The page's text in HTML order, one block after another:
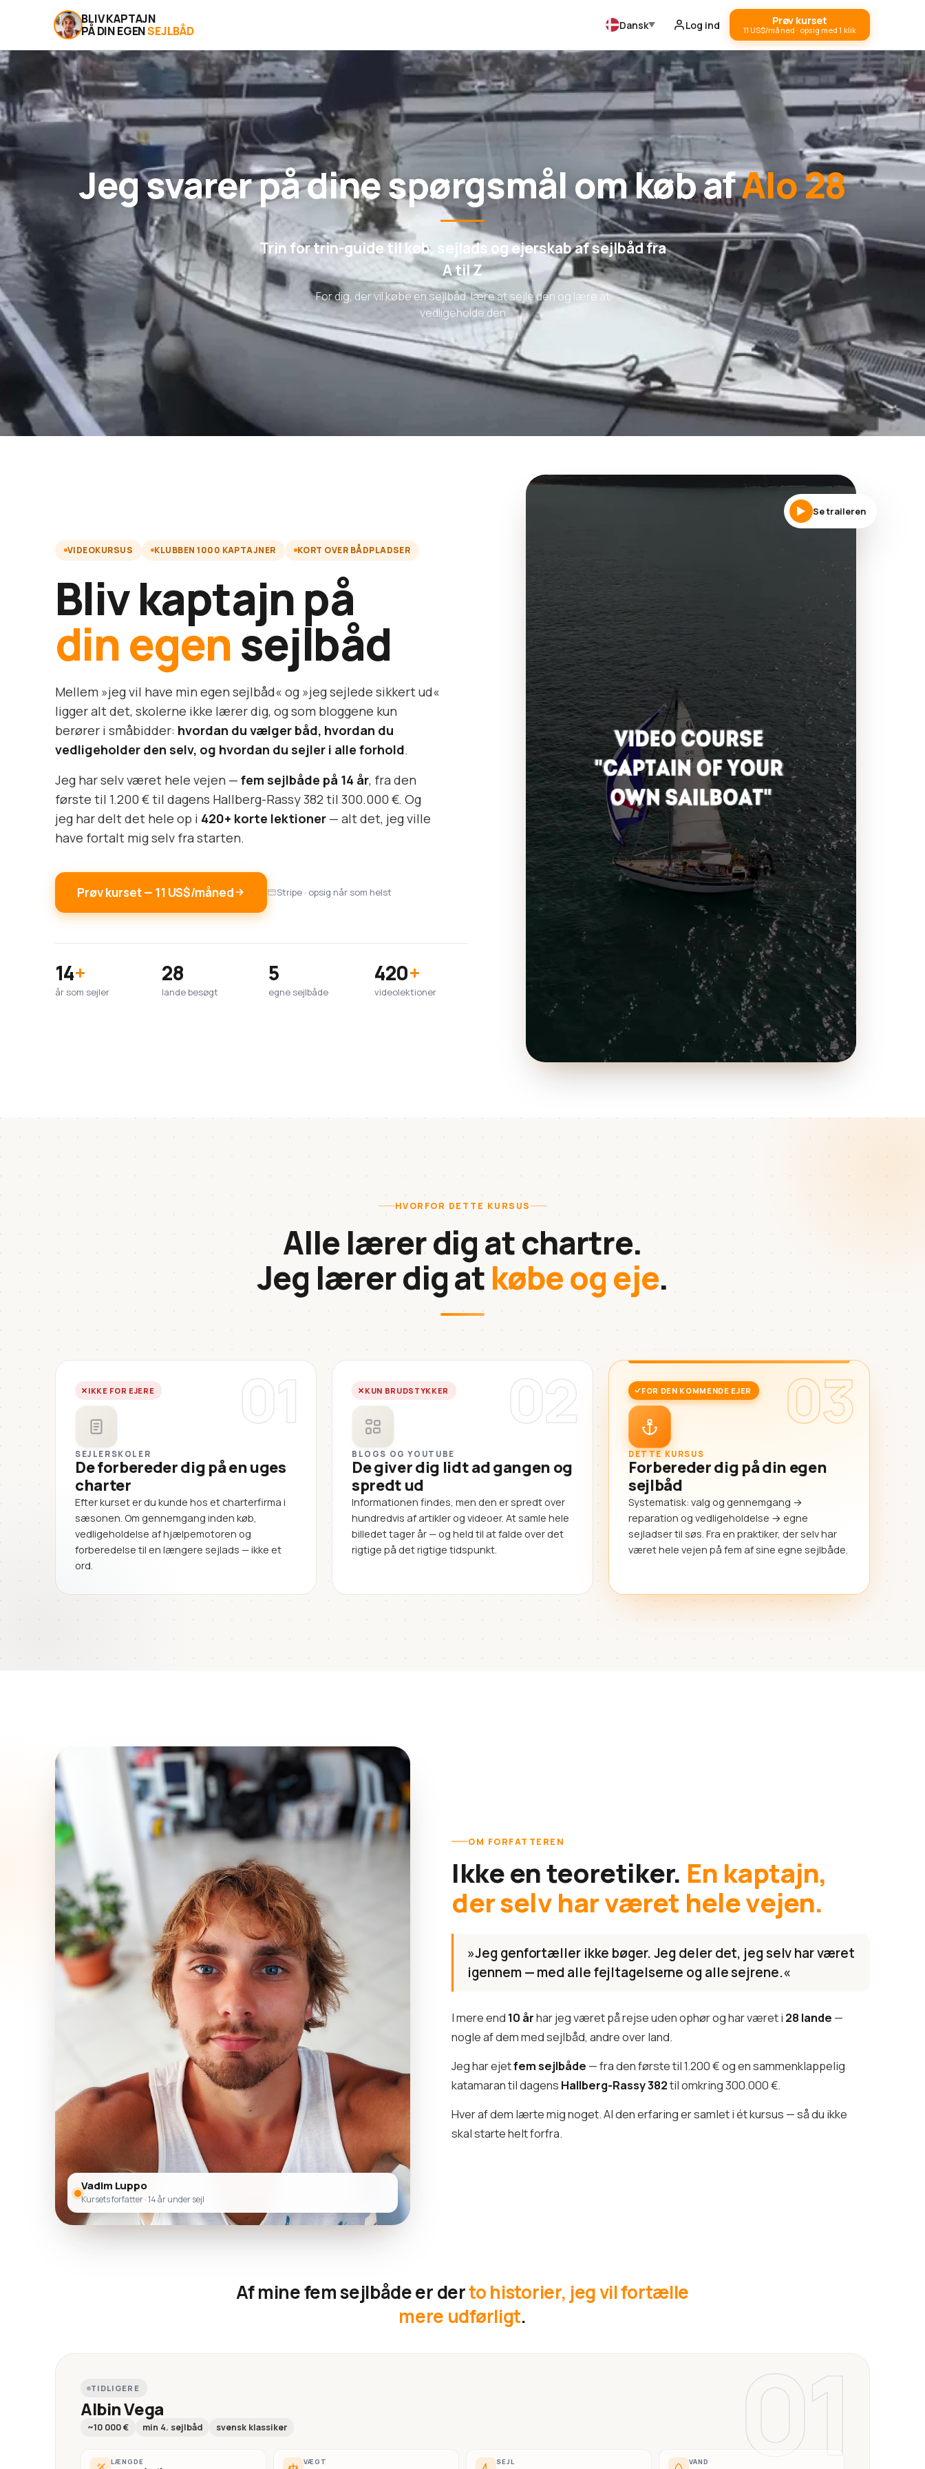
BLIV KAPTAJN
PÅ DIN EGENSEJLBÅD Dansk Log ind Prøv kurset
11 US$/måned · opsig med 1 klik
Jeg svarer på dine spørgsmål om køb afAlo 28
Trin for trin-guide til køb, sejlads og ejerskab af sejlbåd fra
A til Z
For dig, der vil købe en sejlbåd, lære at sejle den og lære at
vedligeholde den
VIDEOKURSUS KLUBBEN 1000 KAPTAJNER KORT OVER BÅDPLADSER
Bliv kaptajn på
din egensejlbåd
Mellem »jeg vil have min egen sejlbåd« og »jeg sejlede sikkert ud«
ligger alt det, skolerne ikke lærer dig, og som bloggene kun
berører i småbidder: hvordan du vælger båd, hvordan du
vedligeholder den selv, og hvordan du sejler i alle forhold.
Jeg har selv været hele vejen — fem sejlbåde på 14 år, fra den
første til 1.200 € til dagens Hallberg-Rassy 382 til 300.000 €. Og
jeg har delt det hele op i 420+ korte lektioner — alt det, jeg ville
have fortalt mig selv fra starten.
Prøv kurset — 11 US$/måned Stripe · opsig når som helst
14+
år som sejler
28
lande besøgt
5
egne sejlbåde
420+
videolektioner
Se traileren
HVORFOR DETTE KURSUS
Alle lærer dig at chartre.
Jeg lærer dig atkøbe og eje.
01
IKKE FOR EJERE
SEJLERSKOLER
De forbereder dig på en uges
charter
Efter kurset er du kunde hos et charterfirma i
sæsonen. Om gennemgang inden køb,
vedligeholdelse af hjælpemotoren og
forberedelse til en længere sejlads — ikke et
ord.
02
KUN BRUDSTYKKER
BLOGS OG YOUTUBE
De giver dig lidt ad gangen og
spredt ud
Informationen findes, men den er spredt over
hundredvis af artikler og videoer. At samle hele
billedet tager år — og held til at falde over det
rigtige på det rigtige tidspunkt.
03
FOR DEN KOMMENDE EJER
DETTE KURSUS
Forbereder dig på din egen
sejlbåd
Systematisk: valg og gennemgang →
reparation og vedligeholdelse → egne
sejladser til søs. Fra en praktiker, der selv har
været hele vejen på fem af sine egne sejlbåde.
Vadim Luppo
Kursets forfatter · 14 år under sejl
OM FORFATTEREN
Ikke en teoretiker. En kaptajn,
der selv har været hele vejen.
»Jeg genfortæller ikke bøger. Jeg deler det, jeg selv har været
igennem — med alle fejltagelserne og alle sejrene.«
I mere end 10 århar jeg været på rejse uden ophør og har været i 28 lande —
nogle af dem med sejlbåd, andre over land.
Jeg har ejetfem sejlbåde — fra den første til 1.200 € og en sammenklappelig
katamaran til dagens Hallberg-Rassy 382til omkring 300.000 €.
Hver af dem lærte mig noget. Al den erfaring er samlet i ét kursus — så du ikke
skal starte helt forfra.
Af mine fem sejlbåde er derto historier, jeg vil fortælle
mere udførligt.
01
TIDLIGERE
Albin Vega
~10 000 € min 4. sejlbåd svensk klassiker
LÆNGDE VÆGT SEJL VAND